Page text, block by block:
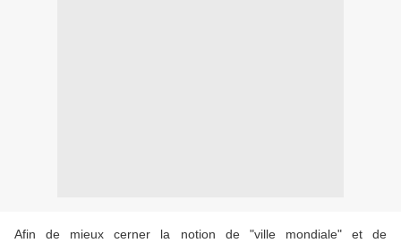
Afin de mieux cerner la notion de "ville mondiale" et de